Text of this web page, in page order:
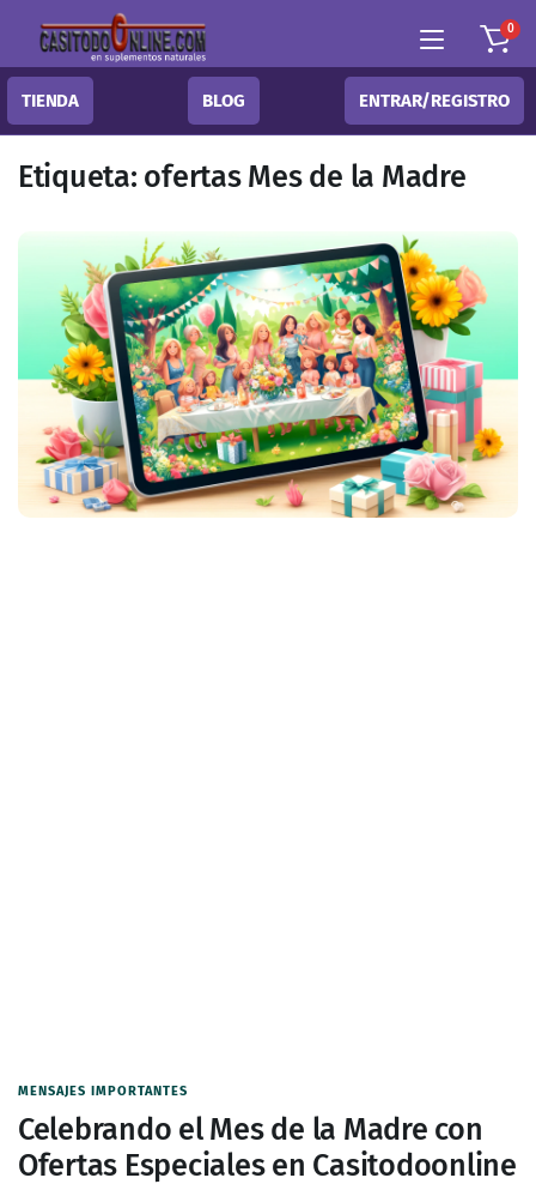
0
TIENDA BLOG ENTRAR/REGISTRO
Etiqueta: ofertas Mes de la Madre
MENSAJES IMPORTANTES
Celebrando el Mes de la Madre con
Ofertas Especiales en Casitodoonline